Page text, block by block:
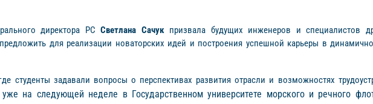
директора РССветлана Сачукпризвала будущих инженеров и специалистов
для реализации новаторских идей и построения успешной карьеры в
студенты задавали вопросы о перспективах развития отрасли и возможностях
уже на следующей неделе в Государственном университете морского и речного